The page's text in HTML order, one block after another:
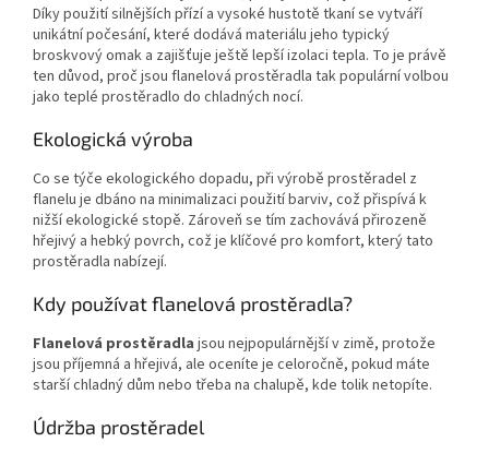
Díky použití silnějších přízí a vysoké hustotě tkaní se vytváří
unikátní počesání, které dodává materiálu jeho typický
broskvový omak a zajišťuje ještě lepší izolaci tepla. To je právě
ten důvod, proč jsou flanelová prostěradla tak populární volbou
jako teplé prostěradlo do chladných nocí.
Ekologická výroba
Co se týče ekologického dopadu, při výrobě prostěradel z
flanelu je dbáno na minimalizaci použití barviv, což přispívá k
nižší ekologické stopě. Zároveň se tím zachovává přirozeně
hřejivý a hebký povrch, což je klíčové pro komfort, který tato
prostěradla nabízejí.
Kdy používat flanelová prostěradla?
Flanelová prostěradla jsou nejpopulárnější v zimě, protože
jsou příjemná a hřejivá, ale oceníte je celoročně, pokud máte
starší chladný dům nebo třeba na chalupě, kde tolik netopíte.
Údržba prostěradel